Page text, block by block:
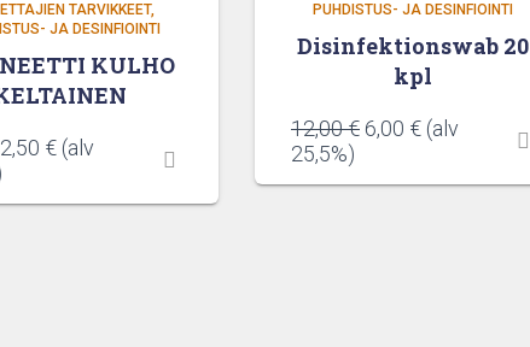
TARVIKKEET
JA DESINFIOINTI
KULHO
Alkuperäinen
2,50 €Nykyinen
on:
(alv
PUHDISTUS- JA DESINFIOINTI
Disinfektionswab 20
kpl
12,00€ Alkuperäinen
oli:
6,00 €Nykyinen
on:
(alv
25,5%)